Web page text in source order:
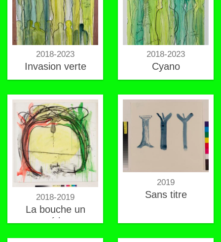
2018-2023
Invasion verte
2018-2023
Cyano
2018-2019
La bouche un
métier
2019
Sans titre